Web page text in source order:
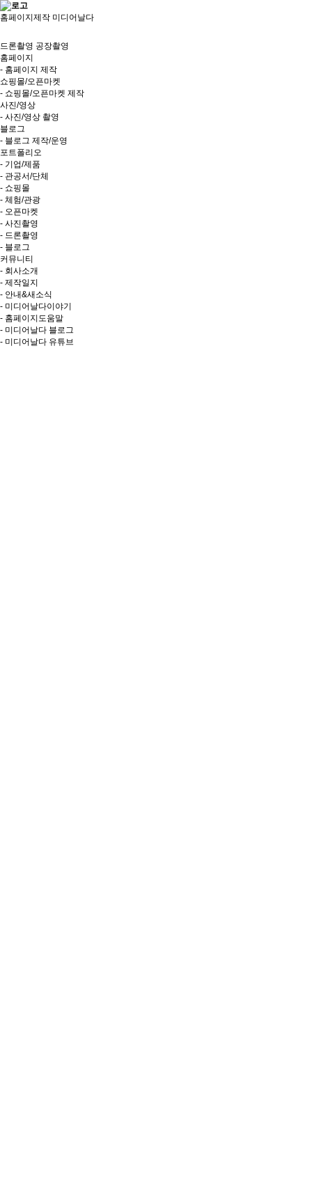
홈페이지제작 미디어날다
드론촬영 공장촬영
홈페이지
- 홈페이지 제작
쇼핑몰/오픈마켓
- 쇼핑몰/오픈마켓 제작
사진/영상
- 사진/영상 촬영
블로그
- 블로그 제작/운영
포트폴리오
- 기업/제품
- 관공서/단체
- 쇼핑몰
- 체험/관광
- 오픈마켓
- 사진촬영
- 드론촬영
- 블로그
커뮤니티
- 회사소개
- 제작일지
- 안내&새소식
- 미디어날다이야기
- 홈페이지도움말
- 미디어날다 블로그
- 미디어날다 유튜브